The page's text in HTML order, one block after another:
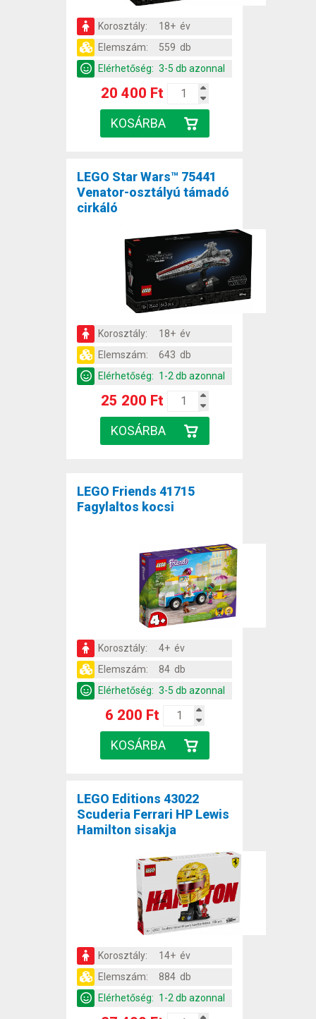
Korosztály:
18+ év
Elemszám:
559 db
Elérhetőség: 3-5 db azonnal
20 400 Ft
LEGO Star Wars™ 75441
Venator-osztályú támadó
cirkáló
Korosztály:
18+ év
Elemszám:
643 db
Elérhetőség: 1-2 db azonnal
25 200 Ft
LEGO Friends 41715
Fagylaltos kocsi
Korosztály:
4+ év
Elemszám:
84 db
Elérhetőség: 3-5 db azonnal
6 200 Ft
LEGO Editions 43022
Scuderia Ferrari HP Lewis
Hamilton sisakja
Korosztály:
14+ év
Elemszám:
884 db
Elérhetőség: 1-2 db azonnal